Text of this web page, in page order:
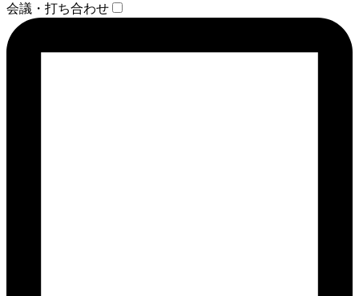
会議・打ち合わせ